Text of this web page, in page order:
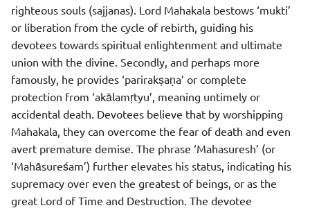
righteous souls (sajjanas). Lord Mahakala bestows ‘mukti’
or liberation from the cycle of rebirth, guiding his
devotees towards spiritual enlightenment and ultimate
union with the divine. Secondly, and perhaps more
famously, he provides ‘parirakṣaṇa’ or complete
protection from ‘akālamṛtyu’, meaning untimely or
accidental death. Devotees believe that by worshipping
Mahakala, they can overcome the fear of death and even
avert premature demise. The phrase ‘Mahasuresh’ (or
‘Mahāsureśam’) further elevates his status, indicating his
supremacy over even the greatest of beings, or as the
great Lord of Time and Destruction. The devotee